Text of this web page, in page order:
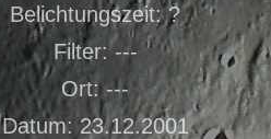
Belichtungszeit: ?
Filter: ---
Ort: ---
Datum: 23.12.2001